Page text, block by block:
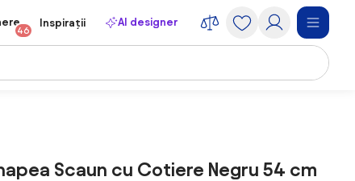
46
Inspirații AI designer
Scaun cu Cotiere Negru 54 cm